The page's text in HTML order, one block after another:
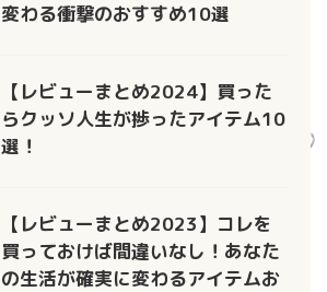
変わる衝撃のおすすめ10選
【レビューまとめ2024】買った
らクッソ人生が捗ったアイテム10
選！
【レビューまとめ2023】コレを
買っておけば間違いなし！あなた
の生活が確実に変わるアイテムお